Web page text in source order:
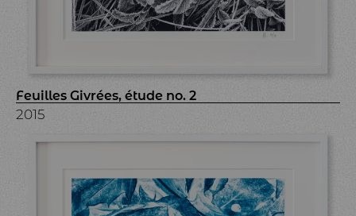
Feuilles Givrées, étude no. 2
2015